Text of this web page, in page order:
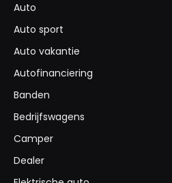
Auto
Auto sport
Auto vakantie
Autofinanciering
Banden
Bedrijfswagens
Camper
Dealer